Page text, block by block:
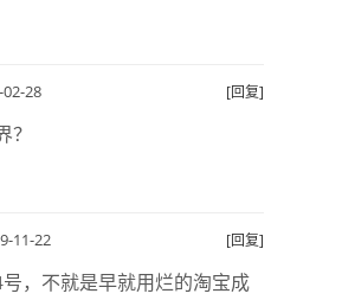
28 [回复]
？
11-22 [回复]
，不就是早就用烂的淘宝成